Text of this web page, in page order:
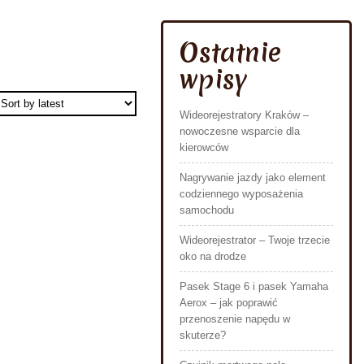
Ostatnie
wpisy
Wideorejestratory Kraków –
nowoczesne wsparcie dla
kierowców
Nagrywanie jazdy jako element
codziennego wyposażenia
samochodu
Wideorejestrator – Twoje trzecie
oko na drodze
Pasek Stage 6 i pasek Yamaha
Aerox – jak poprawić
przenoszenie napędu w
skuterze?